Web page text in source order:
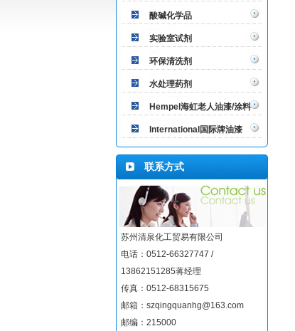
酸碱化学品
实验室试剂
环保清洗剂
水处理药剂
Hempel海虹老人油漆/涂料
International国际牌油漆
联系方式
苏州清泉化工贸易有限公司
电话：0512-66327747 /
13862151285蒋经理
传真：0512-68315675
邮箱：szqingquanhg@163.com
邮编：215000